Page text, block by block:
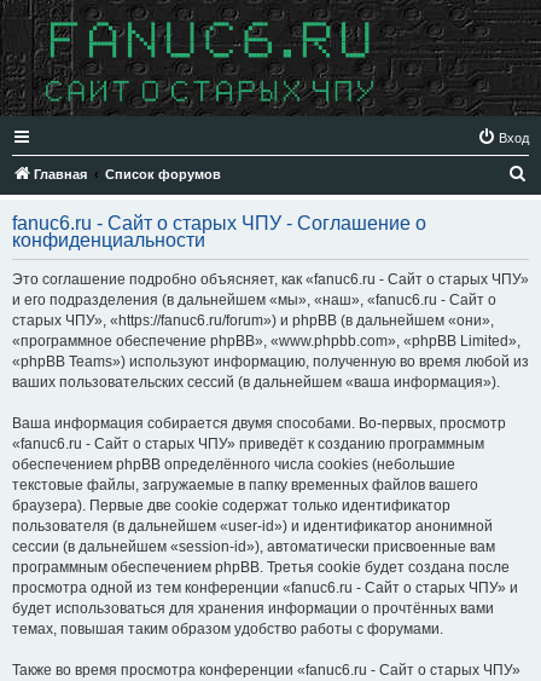
Вход
Главная Список форумов
с
fanuc6.ru - Сайт о старых ЧПУ - Соглашение о
конфиденциальности
Это соглашение подробно объясняет, как «fanuc6.ru - Сайт о старых ЧПУ»
и его подразделения (в дальнейшем «мы», «наш», «fanuc6.ru - Сайт о
старых ЧПУ», «https://fanuc6.ru/forum») и phpBB (в дальнейшем «они»,
«программное обеспечение phpBB», «www.phpbb.com», «phpBB Limited»,
«phpBB Teams») используют информацию, полученную во время любой из
ваших пользовательских сессий (в дальнейшем «ваша информация»).
Ваша информация собирается двумя способами. Во-первых, просмотр
«fanuc6.ru - Сайт о старых ЧПУ» приведёт к созданию программным
обеспечением phpBB определённого числа cookies (небольшие
текстовые файлы, загружаемые в папку временных файлов вашего
браузера). Первые две cookie содержат только идентификатор
пользователя (в дальнейшем «user-id») и идентификатор анонимной
сессии (в дальнейшем «session-id»), автоматически присвоенные вам
программным обеспечением phpBB. Третья cookie будет создана после
просмотра одной из тем конференции «fanuc6.ru - Сайт о старых ЧПУ» и
будет использоваться для хранения информации о прочтённых вами
темах, повышая таким образом удобство работы с форумами.
Также во время просмотра конференции «fanuc6.ru - Сайт о старых ЧПУ»